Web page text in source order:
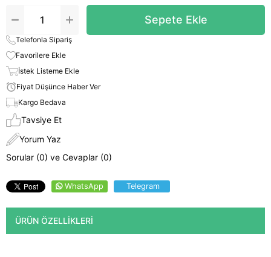
Telefonla Sipariş
Favorilere Ekle
İstek Listeme Ekle
Fiyat Düşünce Haber Ver
Kargo Bedava
Tavsiye Et
Yorum Yaz
Sorular (0) ve Cevaplar (0)
WhatsApp Telegram
ÜRÜN ÖZELLIKLERI